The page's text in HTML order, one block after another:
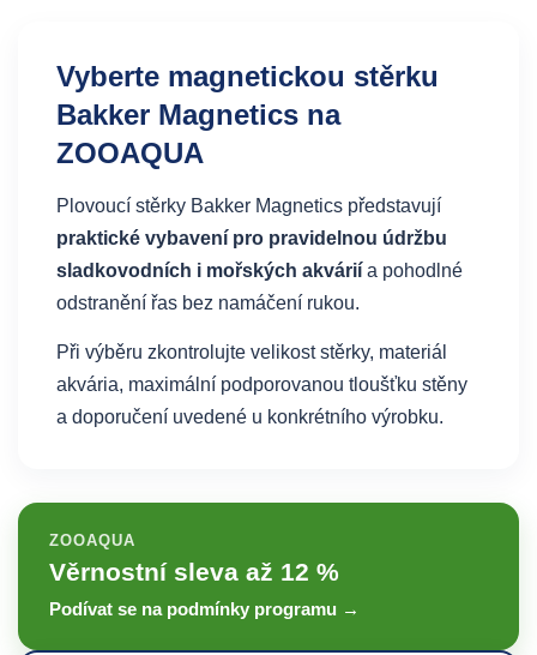
Vyberte magnetickou stěrku
Bakker Magnetics na
ZOOAQUA
Plovoucí stěrky Bakker Magnetics představují
praktické vybavení pro pravidelnou údržbu
sladkovodních i mořských akvárií a pohodlné
odstranění řas bez namáčení rukou.
Při výběru zkontrolujte velikost stěrky, materiál
akvária, maximální podporovanou tloušťku stěny
a doporučení uvedené u konkrétního výrobku.
ZOOAQUA
Věrnostní sleva až 12 %
Podívat se na podmínky programu →